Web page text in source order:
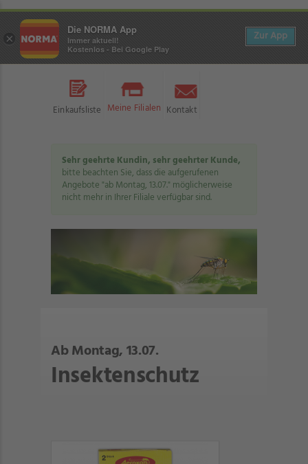
Einkaufsliste Meine Filialen Kontakt
Sehr geehrte Kundin, sehr geehrter Kunde,
bitte beachten Sie, dass die aufgerufenen
Angebote "ab Montag, 13.07." möglicherweise
nicht mehr in Ihrer Filiale verfügbar sind.
Ab Montag, 13.07.
Insektenschutz
×
Die NORMA App
Immer aktuell!
Kostenlos - Bei Google Play
Zur App